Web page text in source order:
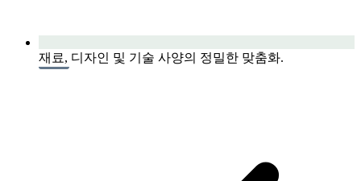
재료, 디자인 및 기술 사양의 정밀한 맞춤화.